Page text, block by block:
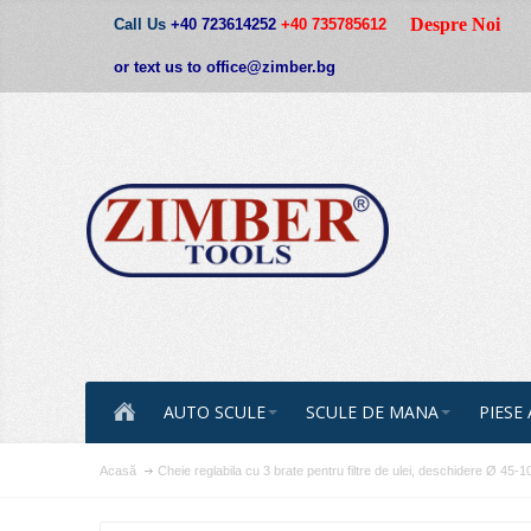
Call Us +40 723614252 +40 735785612
or text us to office@zimber.bg
Despre Noi
AUTO SCULE SCULE DE MANA
Acasă Cheie reglabila cu 3 brate pentru filtre de ulei, deschidere Ø 45-